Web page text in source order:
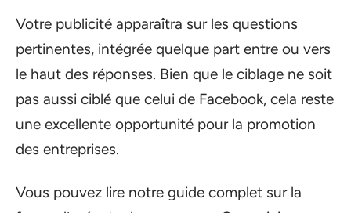
Votre publicité apparaîtra sur les questions
pertinentes, intégrée quelque part entre ou vers
le haut des réponses. Bien que le ciblage ne soit
pas aussi ciblé que celui de Facebook, cela reste
une excellente opportunité pour la promotion
des entreprises.
Vous pouvez lire notre guide complet sur la